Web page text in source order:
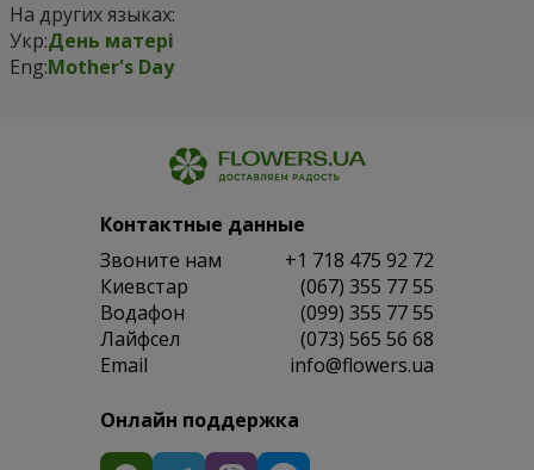
На других языках:
Укр:День матері
Eng:Mother's Day
Контактные данные
Звоните нам
+1 718 475 92 72
Киевстар
(067) 355 77 55
Водафон
(099) 355 77 55
Лайфсел
(073) 565 56 68
Email
info@flowers.ua
Онлайн поддержка